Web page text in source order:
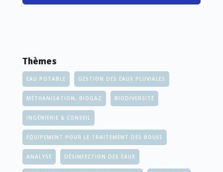
Thèmes
EAU POTABLE GESTION DES EAUX PLUVIALES
MÉTHANISATION, BIOGAZ BIODIVERSITÉ
INGÉNIERIE & CONSEIL
EQUIPEMENT POUR LE TRAITEMENT DES BOUES
ANALYSE DÉSINFECTION DES EAUX